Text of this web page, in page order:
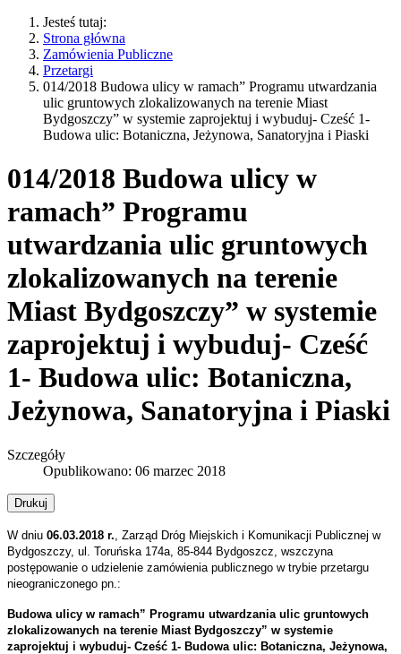
Jesteś tutaj:
Strona główna
Zamówienia Publiczne
Przetargi
014/2018 Budowa ulicy w ramach” Programu utwardzania
ulic gruntowych zlokalizowanych na terenie Miast
Bydgoszczy” w systemie zaprojektuj i wybuduj- Cześć 1-
Budowa ulic: Botaniczna, Jeżynowa, Sanatoryjna i Piaski
014/2018 Budowa ulicy w
ramach” Programu
utwardzania ulic gruntowych
zlokalizowanych na terenie
Miast Bydgoszczy” w systemie
zaprojektuj i wybuduj- Cześć
1- Budowa ulic: Botaniczna,
Jeżynowa, Sanatoryjna i Piaski
Szczegóły
Opublikowano: 06 marzec 2018
Drukuj
W dniu 06.03.2018 r. , Zarząd Dróg Miejskich i Komunikacji Publicznej w
Bydgoszczy, ul. Toruńska 174a, 85-844 Bydgoszcz, wszczyna
postępowanie o udzielenie zamówienia publicznego w trybie przetargu
nieograniczonego pn.:
Budowa ulicy w ramach” Programu utwardzania ulic gruntowych
zlokalizowanych na terenie Miast Bydgoszczy” w systemie
zaprojektuj i wybuduj- Cześć 1- Budowa ulic: Botaniczna, Jeżynowa,